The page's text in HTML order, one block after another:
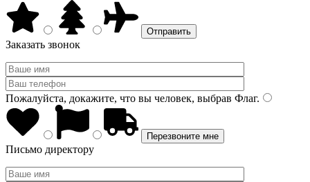
Заказать звонок
Пожалуйста, докажите, что вы человек, выбрав Флаг.
Письмо директору